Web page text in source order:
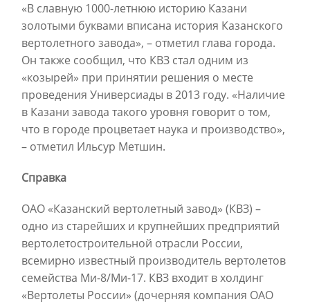
«В славную 1000-летнюю историю Казани
золотыми буквами вписана история Казанского
вертолетного завода», – отметил глава города.
Он также сообщил, что КВЗ стал одним из
«козырей» при принятии решения о месте
проведения Универсиады в 2013 году. «Наличие
в Казани завода такого уровня говорит о том,
что в городе процветает наука и производство»,
– отметил Ильсур Метшин.
Справка
ОАО «Казанский вертолетный завод» (КВЗ) –
одно из старейших и крупнейших предприятий
вертолетостроительной отрасли России,
всемирно известный производитель вертолетов
семейства Ми-8/Ми-17. КВЗ входит в холдинг
«Вертолеты России» (дочерняя компания ОАО